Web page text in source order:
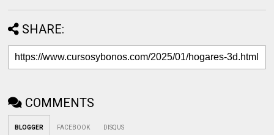
SHARE:
COMMENTS
BLOGGER FACEBOOK DISQUS